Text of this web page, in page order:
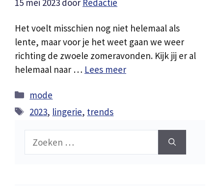
15 mei 2023 door Redactie
Het voelt misschien nog niet helemaal als
lente, maar voor je het weet gaan we weer
richting de zwoele zomeravonden. Kijk jij er al
helemaal naar … Lees meer
Categorieën
mode
Tags
2023, lingerie, trends
Zoek